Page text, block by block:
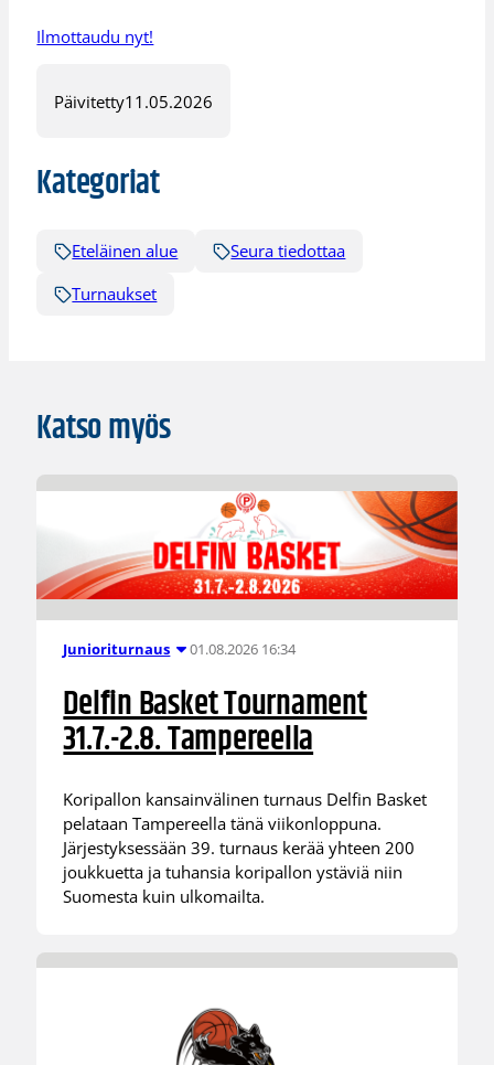
Ilmottaudu nyt!
Päivitetty11.05.2026
Kategoriat
Eteläinen alue
Seura tiedottaa
Turnaukset
Katso myös
Junioriturnaus 01.08.2026 16:34
Delfin Basket Tournament
31.7.-2.8. Tampereella
Koripallon kansainvälinen turnaus Delfin Basket
pelataan Tampereella tänä viikonloppuna.
Järjestyksessään 39. turnaus kerää yhteen 200
joukkuetta ja tuhansia koripallon ystäviä niin
Suomesta kuin ulkomailta.